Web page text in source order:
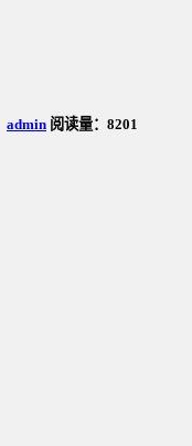
admin 阅读量：8201